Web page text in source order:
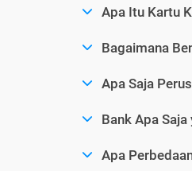
Apa Itu Kartu
Bagaimana
Apa Saja
Bank Apa
Apa